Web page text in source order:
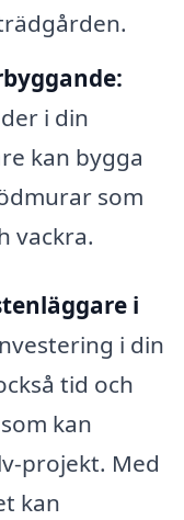
i din
kan bygga
som
vackra.
i
i din
tid och
kan
projekt. Med
kan